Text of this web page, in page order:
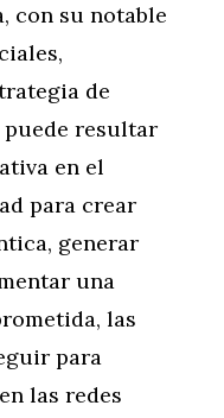
con su notable
de
resultar
en el
para crear
generar
una
las
para
las redes